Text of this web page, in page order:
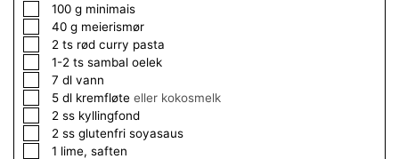
▢
100 g minimais
▢
40 g meierismør
▢2 ts rød curry pasta
▢
1-2 ts sambal oelek
▢
7 dl vann
▢5 dl kremfløte eller kokosmelk
▢2 ss kyllingfond
▢2 ss glutenfri soyasaus
▢
1 lime, saften